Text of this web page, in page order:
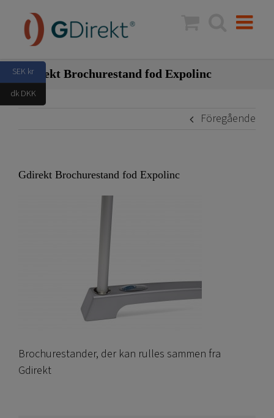
innehållet
Gdirekt Brochurestand fod Expolinc
Föregående
Gdirekt Brochurestand fod Expolinc
Brochurestander, der kan rulles sammen fra
Gdirekt
SEK kr
dk DKK